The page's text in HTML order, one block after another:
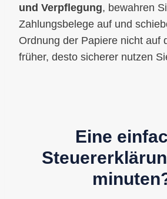
und Verpflegung, bewahren
Zahlungsbelege auf und
Ordnung der Papiere nicht auf
früher, desto sicherer nutzen
Eine